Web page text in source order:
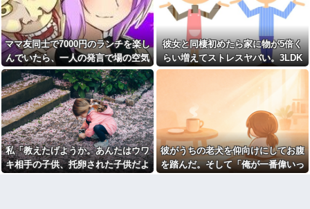
コネで中途採用された取引先
の息子、常識がないどころかガ
チヤバい奴
離婚した元妻が突然失踪して
しまった。娘の母親でもある相
手だから放っておけず連絡を探
すことに…
おばさんの一人旅
【画像】アイドルのオフ会の
光景、レベチw w w w w w w w
w w w
【ファ！？】面接官「日本に
刀鍛冶は何人いるか推定してく
ださい」 俺「188人です」 面
接官「どういう風に考えました
か？」 俺「知ってました」→
【復縁】20年越しの感動再
婚！嫁の涙のワケとは？ｗｗｗ
ｗ
【ドン引き】嫁に介護押しつ
けてたら家追い出されて更地に
された話…
妻の浮氣が発覚。俺「離婚
だ」妻の謝罪と子供の願いに根
負けして再構築し、２週間後に
また浮気。俺「今度こそ離婚
だ」妻「離婚するなら飛び降り
る！」俺「ご自由に＾＾」→結
果
【衝撃】同日の同時刻に病気
の男性と事故の男性が救急搬送
されて来た。最初に運ばれて来
ママ友同士で7000円のランチを楽し
んでいたら、一人の発言で場の空気
が凍りついた。その理由とは…
彼女と同棲初めたら家に物が5倍く
らい増えてストレスヤバい。3LDK
で余裕だろと思ってたけど全部埋め
やがった
私「教えたげようか。あんたはウワ
キ相手の子供、托卵された子供だよ
彼がうちの老犬を仰向けにしてお腹
を踏んだ。そして「俺が一番偉いっ